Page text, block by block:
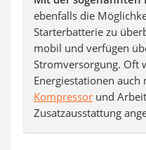
ebenfalls die
Starterbatterie zu
mobil und verfügen
Stromversorgung. Oft
Energiestationen
Kompressor und
Zusatzausstattung